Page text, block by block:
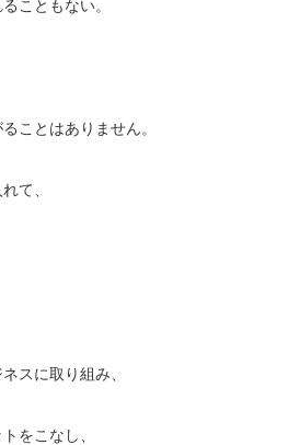
こともない。
ことはありません。
て、
スに取り組み、
をこなし、